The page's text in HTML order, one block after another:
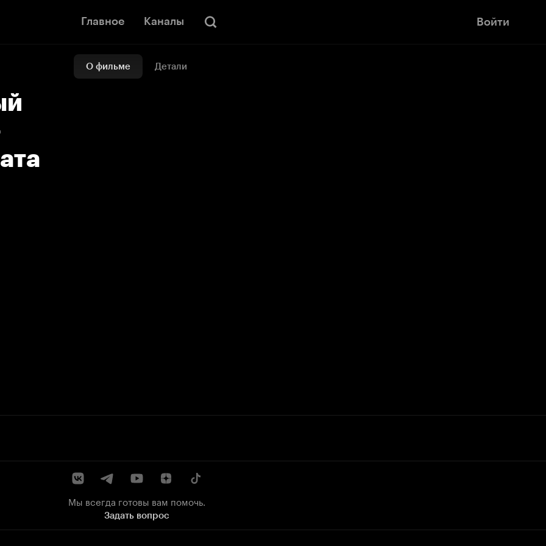
Главное Каналы Войти
О фильме Детали
Мы всегда готовы вам помочь.
Задать вопрос